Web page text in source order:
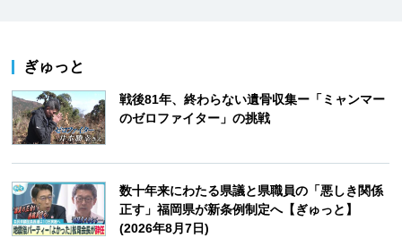
ぎゅっと
戦後81年、終わらない遺骨収集ー「ミャンマー
のゼロファイター」の挑戦
数十年来にわたる県議と県職員の「悪しき関係
正す」福岡県が新条例制定へ【ぎゅっと】
(2026年8月7日)